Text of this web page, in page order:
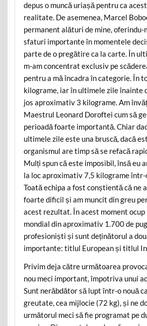
depus o muncă uriașă pentru ca
realitate. De asemenea, Marcel
permanent alături de mine, oferindu-
sfaturi importante în momentele
parte de o pregătire ca la carte. În
m-am concentrat exclusiv pe
pentru a mă încadra în categorie. În
kilograme, iar în ultimele zile înainte
jos aproximativ 3 kilograme. Am
Maestrul Leonard Doroftei cum să
perioadă foarte importantă. Chiar
ultimele zile este una bruscă, dacă
organismul are timp să se refacă
Mulți spun că este imposibil, însă eu
la loc aproximativ 7,5 kilograme într-
Toată echipa a fost conștientă că ne
foarte dificil și am muncit din greu
acest rezultat. În acest moment
mondial din aproximativ 1.700 de
profesioniști și sunt deținătorul a
importante: titlul European și titlul
Privim deja către următoarea
nou meci important, împotriva unui
Sunt nerăbdător să lupt într-o nouă
greutate, cea mijlocie (72 kg), și ne
următorul meci să fie programat pe